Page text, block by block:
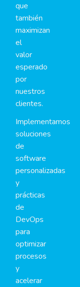
que
también
maximizan
el
valor
esperado
por
nuestros
clientes.
Implementamos
soluciones
de
software
personalizadas
y
prácticas
de
DevOps
para
optimizar
procesos
y
acelerar